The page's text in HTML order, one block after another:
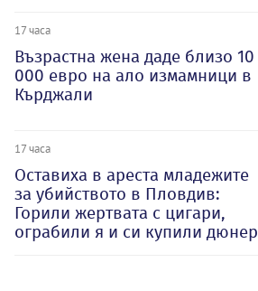
17 часа
Възрастна жена даде близо 10
000 евро на ало измамници в
Кърджали
17 часа
Оставиха в ареста младежите
за убийството в Пловдив:
Горили жертвата с цигари,
ограбили я и си купили дюнер